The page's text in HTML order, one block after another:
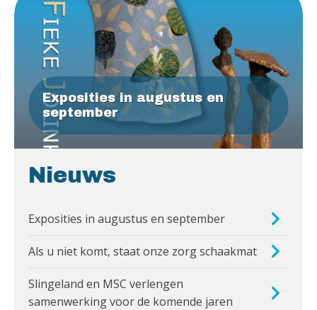
Exposities in augustus en
september
Nieuws
Exposities in augustus en september
Als u niet komt, staat onze zorg schaakmat
Slingeland en MSC verlengen
samenwerking voor de komende jaren